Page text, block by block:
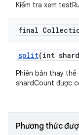
Kiểm tra xem
final
split(int shard
Phiên bản thay thế
shardCount được
Phương thức